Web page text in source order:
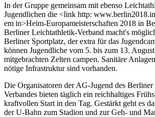
In der Gruppe gemeinsam mit ebenso
Jugendlichen die <link http:
em in>Heim-Europameisterschaften 2018 in
Berliner Leichtathletik-Verband macht's
Berliner Sportplatz, der extra für das
können Jugendliche vom 5. bis zum 13.
mitgebrachten Zelten campen. Sanitäre
nötige Infrastruktur sind vorhanden.
Die Organisatoren der AG-Jugend des
Verbandes bieten täglich ein reichhaltiges
kraftvollen Start in den Tag. Gestärkt geht es
der U-Bahn zum Stadion und zur Geh- und